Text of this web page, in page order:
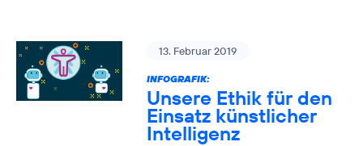
13. Februar 2019
INFOGRAFIK:
Unsere Ethik für den
Einsatz künstlicher
Intelligenz